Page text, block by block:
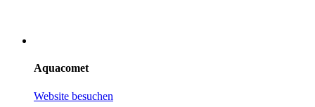
Aquacomet
Website besuchen